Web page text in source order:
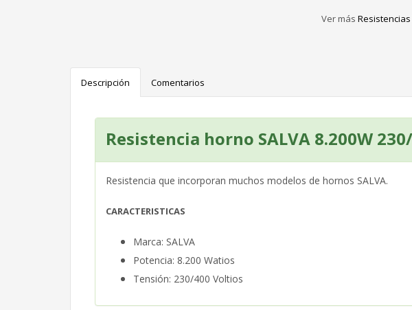
Ver más
Descripción Comentarios
Resistencia horno SALVA 8.200W
Resistencia que incorporan muchos modelos de hornos SALVA.
CARACTERISTICAS
Marca: SALVA
Potencia: 8.200 Watios
Tensión: 230/400 Voltios